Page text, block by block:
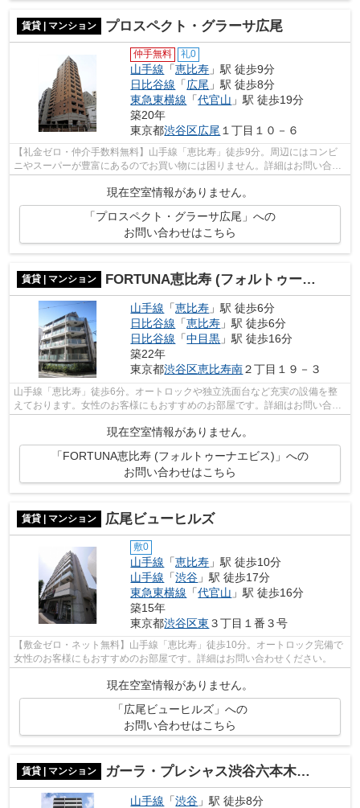
賃貸 | マンション プロスペクト・グラーサ広尾
仲手無料 礼0
山手線 「恵比寿 」駅 徒歩9分
日比谷線 「広尾 」駅 徒歩8分
東急東横線 「代官山 」駅 徒歩19分
築20年
東京都渋谷区広尾１丁目１０－６
【礼金ゼロ・仲介手数料無料】山手線「恵比寿」徒歩9分。周辺にはコンビ
ニやスーパーが豊富にあるのでお買い物には困りません。詳細はお問い合わ
現在空室情報がありません。
「プロスペクト・グラーサ広尾」への
お問い合わせはこちら
賃貸 | マンション FORTUNA恵比寿 (フォルトゥーナエビス)
山手線 「恵比寿 」駅 徒歩6分
日比谷線 「恵比寿 」駅 徒歩6分
日比谷線 「中目黒 」駅 徒歩16分
築22年
東京都渋谷区恵比寿南２丁目１９－３
山手線「恵比寿」徒歩6分。オートロックや独立洗面台など充実の設備を整
えております。女性のお客様にもおすすめのお部屋です。詳細はお問い合わ
現在空室情報がありません。
「FORTUNA恵比寿 (フォルトゥーナエビス)」への
お問い合わせはこちら
賃貸 | マンション 広尾ビューヒルズ
敷0
山手線 「恵比寿 」駅 徒歩10分
山手線 「渋谷 」駅 徒歩17分
東急東横線 「代官山 」駅 徒歩16分
築15年
東京都渋谷区東 ３丁目１番３号
【敷金ゼロ・ネット無料】山手線「恵比寿」徒歩10分。オートロック完備で
女性のお客様にもおすすめのお部屋です。詳細はお問い合わせください。
現在空室情報がありません。
「広尾ビューヒルズ」への
お問い合わせはこちら
賃貸 | マンション ガーラ・プレシャス渋谷六本木通り
山手線 「渋谷 」駅 徒歩8分